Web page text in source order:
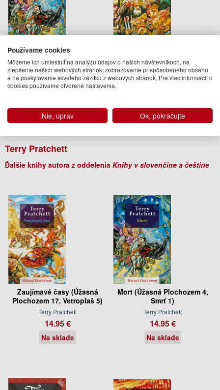
Mort (Úžasná Plochozem 4,
Smrť 1)
Terry Pratchett
14.95 €
Do boja! (Úžasná Plochozem
21, Mestská stráž 4)
Terry Pratchett
Autor
Terry Pratchett
Ďalšie knihy autora z oddelenia Knihy v slovenčine a češtine
Zaujímavé časy (Úžasná
Plochozem 17, Vetroplaš 5)
Terry Pratchett
14.95 €
Na sklade
Mort (Úžasná Plochozem 4,
Smrť 1)
Terry Pratchett
14.95 €
Na sklade
Používame cookies
Môžeme ich umiestniť na analýzu údajov o našich návštevníkoch, na
zlepšenie našich webových stránok, zobrazovanie prispôsobeného obsahu
a na poskytovanie skvelého zážitku z webových stránok. Pre viac informácií o
cookies používame otvorené nastavenia.
Nie, uprav Ok, pokračujte